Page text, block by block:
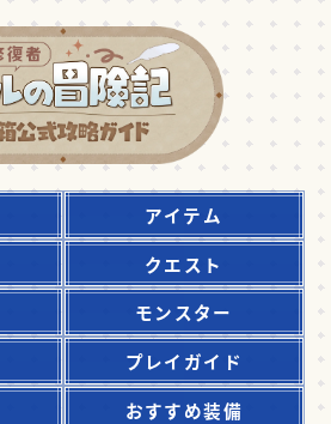
アイテム
クエスト
モンスター
プレイガイド
おすすめ装備